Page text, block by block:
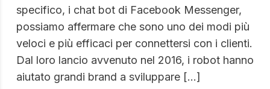
specifico, i chat bot di Facebook Messenger,
possiamo affermare che sono uno dei modi più
veloci e più efficaci per connettersi con i clienti.
Dal loro lancio avvenuto nel 2016, i robot hanno
aiutato grandi brand a sviluppare […]